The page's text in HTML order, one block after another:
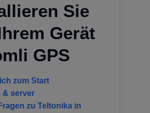
Sie
Gerät
GPS
zum Start
& server
zu Teltonika in